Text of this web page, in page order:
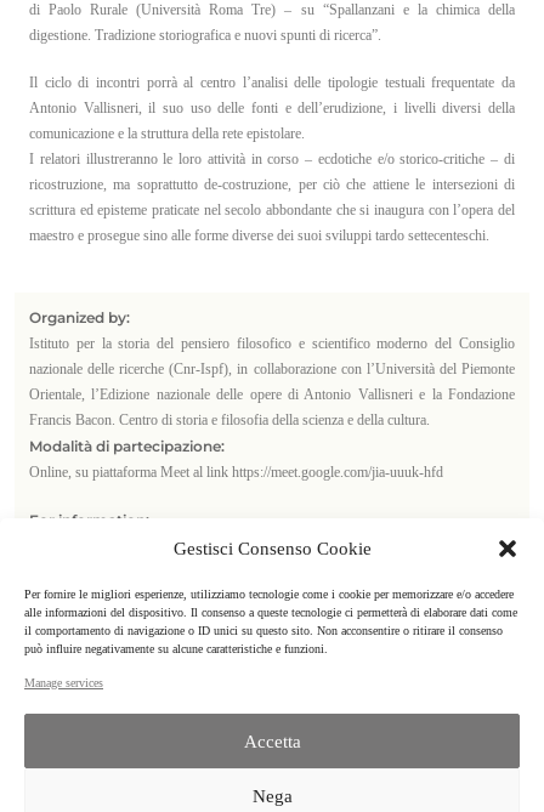
Gestisci Consenso Cookie
Per fornire le migliori esperienze, utilizziamo tecnologie come i cookie per memorizzare e/o accedere
alle informazioni del dispositivo. Il consenso a queste tecnologie ci permetterà di elaborare dati come
il comportamento di navigazione o ID unici su questo sito. Non acconsentire o ritirare il consenso
può influire negativamente su alcune caratteristiche e funzioni.
Manage services
Accetta
Nega
di Paolo Rurale (Università Roma Tre) – su “Spallanzani e la chimica della
digestione. Tradizione storiografica e nuovi spunti di ricerca”.
Il ciclo di incontri porrà al centro l’analisi delle tipologie testuali frequentate da
Antonio Vallisneri, il suo uso delle fonti e dell’erudizione, i livelli diversi della
comunicazione e la struttura della rete epistolare.
I relatori illustreranno le loro attività in corso – ecdotiche e/o storico-critiche ­– di
ricostruzione, ma soprattutto de-costruzione, per ciò che attiene le intersezioni di
scrittura ed episteme praticate nel secolo abbondante che si inaugura con l’opera del
maestro e prosegue sino alle forme diverse dei suoi sviluppi tardo settecenteschi.
Organized by:
Istituto per la storia del pensiero filosofico e scientifico moderno del Consiglio
nazionale delle ricerche (Cnr-Ispf), in collaborazione con l’Università del Piemonte
Orientale, l’Edizione nazionale delle opere di Antonio Vallisneri e la Fondazione
Francis Bacon. Centro di storia e filosofia della scienza e della cultura.
Modalità di partecipazione:
Online, su piattaforma Meet al link https://meet.google.com/jia-uuuk-hfd
For information:
mariateresa.monti@uniupo.it
Allegato: locandina/ calendario
Istituto per la Storia del Pensiero Filosofico e scientifico moderno